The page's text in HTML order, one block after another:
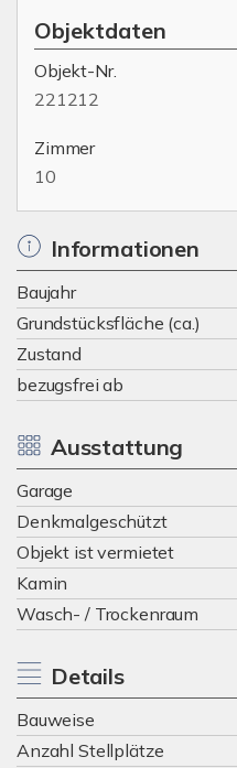
Objektdaten
Objekt-Nr.
221212
Zimmer
10
Informationen
Baujahr
Grundstücksfläche (ca.)
Zustand
bezugsfrei ab
Ausstattung
Garage
Denkmalgeschützt
Objekt ist vermietet
Kamin
Wasch- / Trockenraum
Details
Bauweise
Anzahl Stellplätze